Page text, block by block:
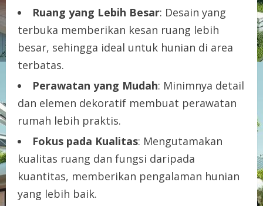
Ruang yang Lebih Besar: Desain yang
terbuka memberikan kesan ruang lebih
besar, sehingga ideal untuk hunian di area
terbatas.
Perawatan yang Mudah: Minimnya detail
dan elemen dekoratif membuat perawatan
rumah lebih praktis.
Fokus pada Kualitas: Mengutamakan
kualitas ruang dan fungsi daripada
kuantitas, memberikan pengalaman hunian
yang lebih baik.